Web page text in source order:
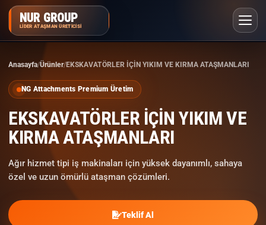
NUR GROUP
LIDER ATAŞMAN ÜRETICISI
SIKÇA SORULAN SORULAR
Anasayfa Ürünler EKSKAVATÖRLER İÇİN YIKIM VE KIRMA ATAŞMANLARI
NG Attachments Premium Üretim
EKSKAVATÖRLER İÇİN YIKIM VE
KIRMA ATAŞMANLARI
Ağır hizmet tipi iş makinaları için yüksek dayanımlı, sahaya
özel ve uzun ömürlü ataşman çözümleri.
Teklif Al